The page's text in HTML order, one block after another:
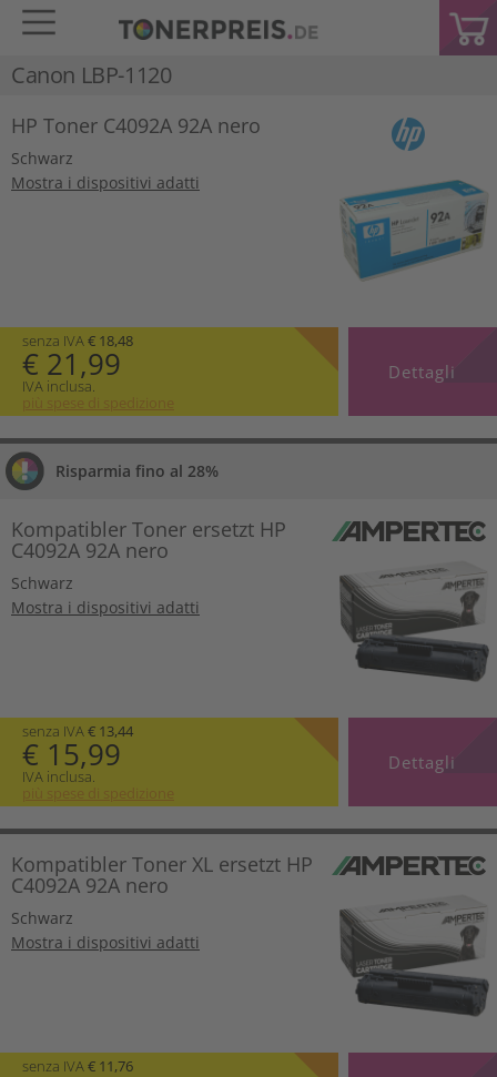
Canon LBP-1120
HP Toner C4092A 92A nero
Schwarz
Mostra i dispositivi adatti
senza IVA€ 18,48
€ 21,99
IVA inclusa.
più spese di spedizione
Dettagli
Risparmia fino al 28%
Kompatibler Toner ersetzt HP
C4092A 92A nero
Schwarz
Mostra i dispositivi adatti
senza IVA€ 13,44
€ 15,99
IVA inclusa.
più spese di spedizione
Dettagli
Kompatibler Toner XL ersetzt HP
C4092A 92A nero
Schwarz
Mostra i dispositivi adatti
senza IVA€ 11,76